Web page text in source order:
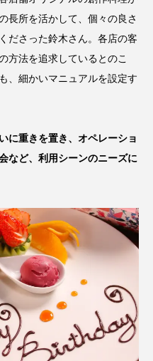
長所を活かして、個々の良さ
ださった鈴木さん。各店の客
方法を追求しているとのこ
、細かいマニュアルを設定す
に重きを置き、オペレーショ
など、利用シーンのニーズに